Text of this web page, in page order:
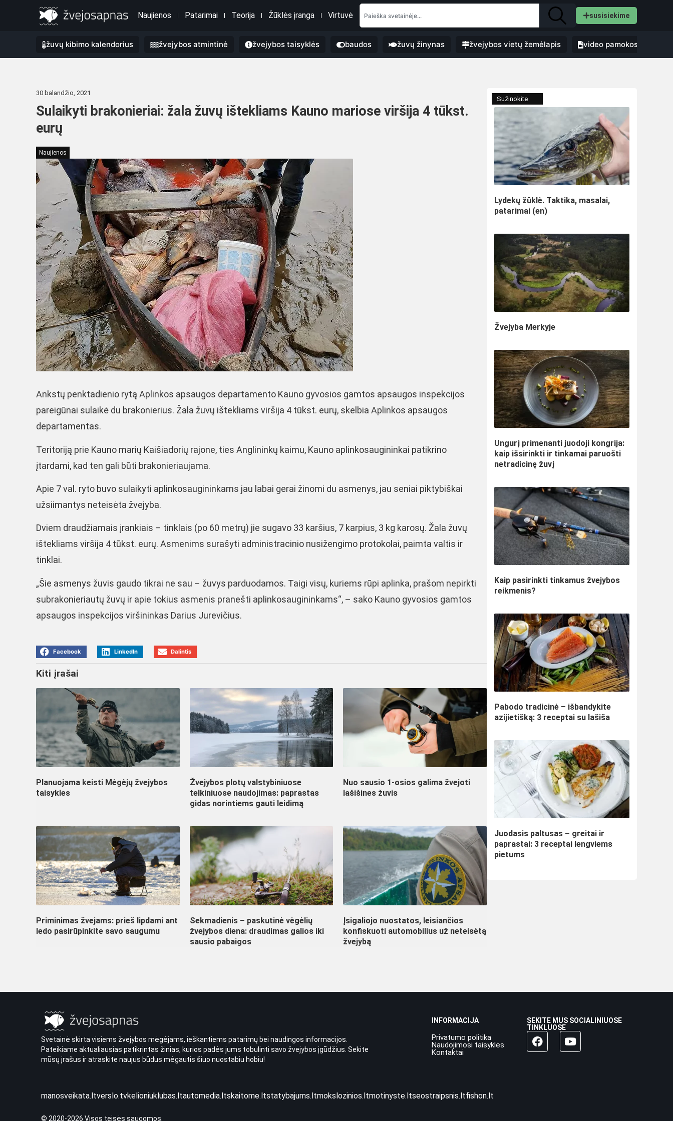
Naujienos Patarimai Teorija Žūklės įranga Virtuvė susisiekime
žuvų kibimo kalendorius žvejybos atmintinė žvejybos taisyklės baudos žuvų žinynas žvejybos vietų žemėlapis video pamokos
30 balandžio, 2021
Sulaikyti brakonieriai: žala žuvų ištekliams Kauno mariose viršija 4 tūkst.
eurų
Naujienos
Ankstų penktadienio rytą Aplinkos apsaugos departamento Kauno gyvosios gamtos apsaugos inspekcijos
pareigūnai sulaikė du brakonierius. Žala žuvų ištekliams viršija 4 tūkst. eurų, skelbia Aplinkos apsaugos
departamentas.
Teritoriją prie Kauno marių Kaišiadorių rajone, ties Anglininkų kaimu, Kauno aplinkosaugininkai patikrino
įtardami, kad ten gali būti brakonieriaujama.
Apie 7 val. ryto buvo sulaikyti aplinkosaugininkams jau labai gerai žinomi du asmenys, jau seniai piktybiškai
užsiimantys neteisėta žvejyba.
Dviem draudžiamais įrankiais – tinklais (po 60 metrų) jie sugavo 33 karšius, 7 karpius, 3 kg karosų. Žala žuvų
ištekliams viršija 4 tūkst. eurų. Asmenims surašyti administracinio nusižengimo protokolai, paimta valtis ir
tinklai.
„Šie asmenys žuvis gaudo tikrai ne sau – žuvys parduodamos. Taigi visų, kuriems rūpi aplinka, prašom nepirkti
subrakonieriautų žuvų ir apie tokius asmenis pranešti aplinkosaugininkams“, – sako Kauno gyvosios gamtos
apsaugos inspekcijos viršininkas Darius Jurevičius.
Facebook LinkedIn Dalintis
Kiti įrašai
Planuojama keisti Mėgėjų žvejybos
taisykles
Žvejybos plotų valstybiniuose
telkiniuose naudojimas: paprastas
gidas norintiems gauti leidimą
Nuo sausio 1-osios galima žvejoti
lašišines žuvis
Priminimas žvejams: prieš lipdami ant
ledo pasirūpinkite savo saugumu
Sekmadienis – paskutinė vėgėlių
žvejybos diena: draudimas galios iki
sausio pabaigos
Įsigaliojo nuostatos, leisiančios
konfiskuoti automobilius už neteisėtą
žvejybą
Sužinokite
Lydekų žūklė. Taktika, masalai,
patarimai (en)
Žvejyba Merkyje
Ungurį primenanti juodoji kongrija:
kaip išsirinkti ir tinkamai paruošti
netradicinę žuvį
Kaip pasirinkti tinkamus žvejybos
reikmenis?
Pabodo tradicinė – išbandykite
azijietišką: 3 receptai su lašiša
Juodasis paltusas – greitai ir
paprastai: 3 receptai lengviems
pietums
Svetainė skirta visiems žvejybos mėgėjams, ieškantiems patarimų bei naudingos informacijos.
Pateikiame aktualiausias patikrintas žinias, kurios padės jums tobulinti savo žvejybos įgūdžius. Sekite
mūsų įrašus ir atraskite naujus būdus mėgautis šiuo nuostabiu hobiu!
INFORMACIJA
Privatumo politika
Naudojimosi taisyklės
Kontaktai
SEKITE MUS SOCIALINIUOSE
TINKLUOSE
manosveikata.ltverslo.tvkelioniuklubas.ltautomedia.ltskaitome.ltstatybajums.ltmokslozinios.ltmotinyste.ltseostraipsnis.ltfishon.lt
© 2020-2026 Visos teisės saugomos.